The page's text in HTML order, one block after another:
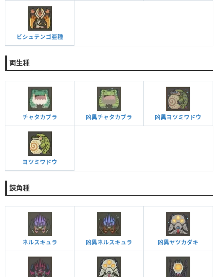
ビシュテンゴ亜種
両生種
チャタカブラ 凶異チャタカブラ 凶異ヨツミワドウ
ヨツミワドウ
鋏角種
ネルスキュラ 凶異ネルスキュラ 凶異ヤツカダキ